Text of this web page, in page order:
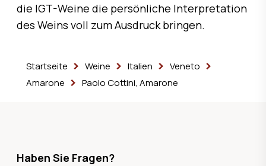
die IGT-Weine die persönliche Interpretation
des Weins voll zum Ausdruck bringen.
Startseite Weine Italien
Veneto
Amarone
Paolo Cottini, Amarone
Haben Sie Fragen?